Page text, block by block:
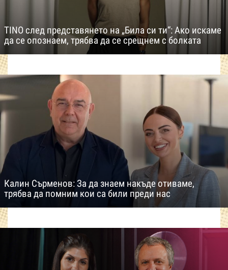
TINO след представянето на „Била си ти“: Ако искаме
да се опознаем, трябва да се срещнем с болката
Калин Сърменов: За да знаем накъде отиваме,
трябва да помним кои са били преди нас